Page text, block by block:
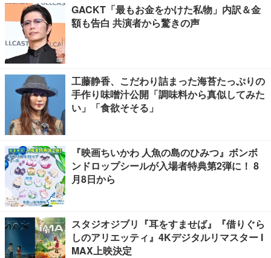
GACKT「最もお金をかけた私物」内訳＆金
額も告白 共演者から驚きの声
工藤静香、こだわり詰まった海苔たっぷりの
手作り味噌汁公開「調味料から真似してみた
い」「食欲そそる」
『映画ちいかわ 人魚の島のひみつ』ボンボ
ンドロップシールが入場者特典第2弾に！ 8
月8日から
スタジオジブリ『耳をすませば』『借りぐら
しのアリエッティ』4Kデジタルリマスター I
MAX上映決定